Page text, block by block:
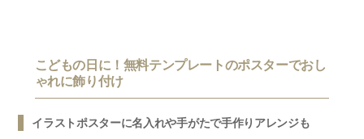
こどもの日に！無料テンプレートのポスターでおし
ゃれに飾り付け
イラストポスターに名入れや手がたで手作りアレンジも